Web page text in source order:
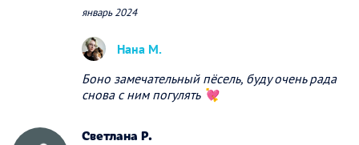
январь 2024
Нана М.
Боно замечательный пёсель, буду очень рада
снова с ним погулять 💘
Светлана P.